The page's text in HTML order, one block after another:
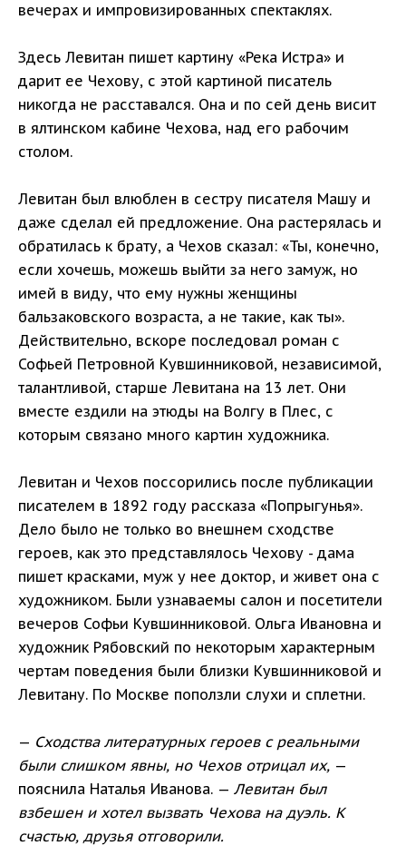
вечерах и импровизированных спектаклях.
Здесь Левитан пишет картину «Река Истра» и
дарит ее Чехову, с этой картиной писатель
никогда не расставался. Она и по сей день висит
в ялтинском кабине Чехова, над его рабочим
столом.
Левитан был влюблен в сестру писателя Машу и
даже сделал ей предложение. Она растерялась и
обратилась к брату, а Чехов сказал: «Ты, конечно,
если хочешь, можешь выйти за него замуж, но
имей в виду, что ему нужны женщины
бальзаковского возраста, а не такие, как ты».
Действительно, вскоре последовал роман с
Софьей Петровной Кувшинниковой, независимой,
талантливой, старше Левитана на 13 лет. Они
вместе ездили на этюды на Волгу в Плес, с
которым связано много картин художника.
Левитан и Чехов поссорились после публикации
писателем в 1892 году рассказа «Попрыгунья».
Дело было не только во внешнем сходстве
героев, как это представлялось Чехову - дама
пишет красками, муж у нее доктор, и живет она с
художником. Были узнаваемы салон и посетители
вечеров Софьи Кувшинниковой. Ольга Ивановна и
художник Рябовский по некоторым характерным
чертам поведения были близки Кувшинниковой и
Левитану. По Москве поползли слухи и сплетни.
— Сходства литературных героев с реальными
были слишком явны, но Чехов отрицал их, —
пояснила Наталья Иванова. — Левитан был
взбешен и хотел вызвать Чехова на дуэль. К
счастью, друзья отговорили.